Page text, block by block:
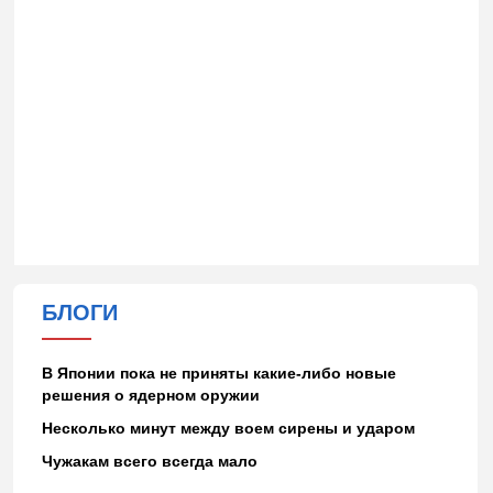
БЛОГИ
В Японии пока не приняты какие-либо новые
решения о ядерном оружии
Несколько минут между воем сирены и ударом
Чужакам всего всегда мало